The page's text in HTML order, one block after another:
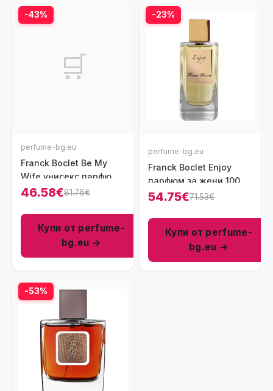
-43%
🛒
perfume-bg.eu
Franck Boclet Be My
Wife унисекс парфюм
100 мл - EDP
46.58€81.76€
Купи от perfume-
bg.eu →
-23%
perfume-bg.eu
Franck Boclet Enjoy
парфюм за жени 100
мл - EDP
54.75€71.53€
Купи от perfume-
bg.eu →
-53%